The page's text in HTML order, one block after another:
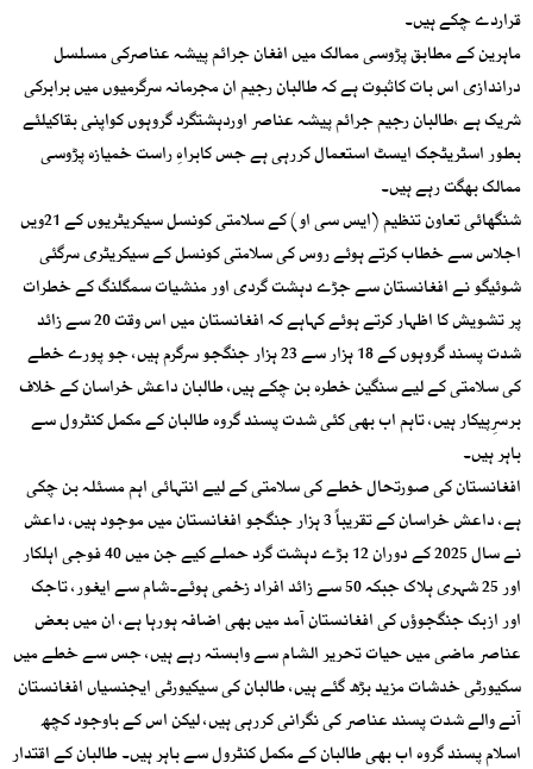
قراردے چکے ہیں۔
ماہرین کے مطابق پڑوسی ممالک میں افغان جرائم پیشہ عناصرکی مسلسل
دراندازی اس بات کاثبوت ہے کہ طالبان رجیم ان مجرمانہ سرگرمیوں میں برابرکی
شریک ہے ،طالبان رجیم جرائم پیشہ عناصر اوردہشتگرد گروہوں کواپنی بقاکیلئے
بطور اسٹریٹجک ایسٹ استعمال کررہی ہے جس کابراہِ راست خمیازہ پڑوسی
ممالک بھگت رہے ہیں۔
شنگھائی تعاون تنظیم (ایس سی او) کے سلامتی کونسل سیکریٹریوں کے 21ویں
اجلاس سے خطاب کرتے ہوئے روس کی سلامتی کونسل کے سیکریٹری سرگئی
شوئیگو نے افغانستان سے جڑے دہشت گردی اور منشیات سمگلنگ کے خطرات
پر تشویش کا اظہار کرتے ہوئے کہاہے کہ افغانستان میں اس وقت 20 سے زائد
شدت پسند گروہوں کے 18 ہزار سے 23 ہزار جنگجو سرگرم ہیں، جو پورے خطے
کی سلامتی کے لیے سنگین خطرہ بن چکے ہیں، طالبان داعش خراسان کے خلاف
برسرِپیکار ہیں، تاہم اب بھی کئی شدت پسند گروہ طالبان کے مکمل کنٹرول سے
باہر ہیں۔
افغانستان کی صورتحال خطے کی سلامتی کے لیے انتہائی اہم مسئلہ بن چکی
ہے، داعش خراسان کے تقریباً 3 ہزار جنگجو افغانستان میں موجود ہیں، داعش
نے سال 2025 کے دوران 12 بڑے دہشت گرد حملے کیے جن میں 40 فوجی اہلکار
اور 25 شہری ہلاک جبکہ 50 سے زائد افراد زخمی ہوئے۔شام سے ایغور، تاجک
اور ازبک جنگجوؤں کی افغانستان آمد میں بھی اضافہ ہورہا ہے، ان میں بعض
عناصر ماضی میں حیات تحریر الشام سے وابستہ رہے ہیں، جس سے خطے میں
سکیورٹی خدشات مزید بڑھ گئے ہیں، طالبان کی سیکیورٹی ایجنسیاں افغانستان
آنے والے شدت پسند عناصر کی نگرانی کررہی ہیں، لیکن اس کے باوجود کچھ
اسلام پسند گروہ اب بھی طالبان کے مکمل کنٹرول سے باہر ہیں۔ طالبان کے اقتدار